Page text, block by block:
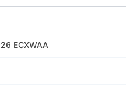
ECXWAA